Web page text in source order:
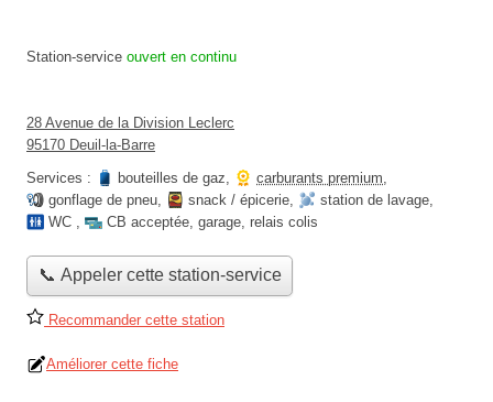
Station-service ouvert en continu
28 Avenue de la Division Leclerc
95170 Deuil-la-Barre
Services :
bouteilles de gaz, carburants premium,
gonflage de pneu, snack / épicerie, station de lavage,
WC , CB acceptée, garage, relais colis
📞 Appeler cette station-service
Recommander cette station
Améliorer cette fiche